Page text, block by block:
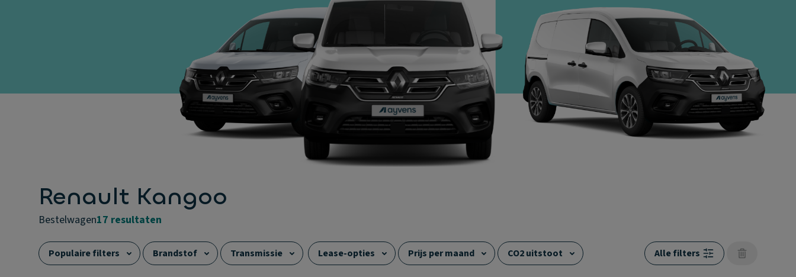
Renault Kangoo
bestelwagen17 resultaten
Populaire filters Brandstof Transmissie Lease-opties Prijs per maand
CO2 uitstoot
Alle filters